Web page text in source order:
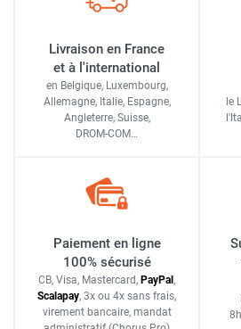
Livraison en France
et à l'international
en Belgique, Luxembourg,
Allemagne, Italie, Espagne,
Angleterre, Suisse,
DROM-COM…
le
Paiement en ligne
100% sécurisé
CB, Visa, Mastercard, PayPal ,
Scalapay, 3x ou 4x sans frais,
virement bancaire, mandat